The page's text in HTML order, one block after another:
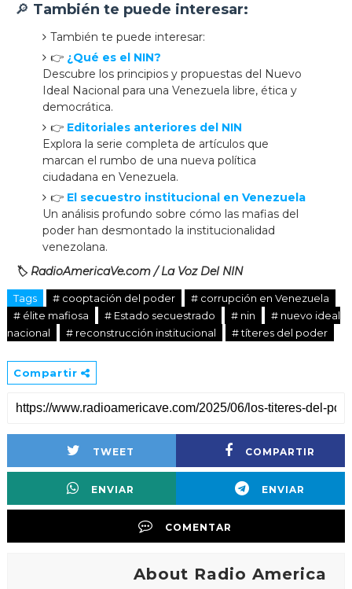
🔎 También te puede interesar:
También te puede interesar:
👉 ¿Qué es el NIN?
Descubre los principios y propuestas del Nuevo
Ideal Nacional para una Venezuela libre, ética y
democrática.
👉 Editoriales anteriores del NIN
Explora la serie completa de artículos que
marcan el rumbo de una nueva política
ciudadana en Venezuela.
👉 El secuestro institucional en Venezuela
Un análisis profundo sobre cómo las mafias del
poder han desmontado la institucionalidad
venezolana.
🏷️ RadioAmericaVe.com / La Voz Del NIN
Tags # cooptación del poder
# corrupción en Venezuela
# élite mafiosa
# Estado secuestrado # nin
# nuevo ideal
nacional
# reconstrucción institucional # títeres del poder
Compartir
TWEET COMPARTIR
ENVIAR ENVIAR
COMENTAR
About Radio America